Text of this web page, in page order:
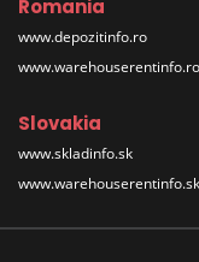
Romania
www.depozitinfo.ro
www.warehouserentinfo.ro
Slovakia
www.skladinfo.sk
www.warehouserentinfo.sk